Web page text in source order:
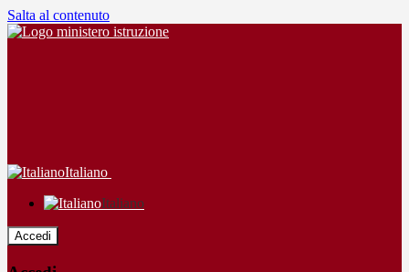
Salta al contenuto
Italiano
Italiano
Accedi